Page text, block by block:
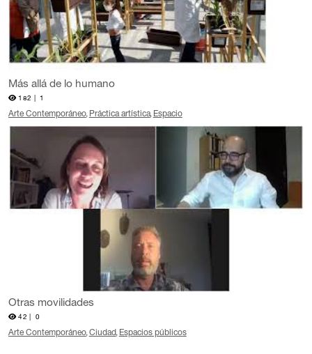
Más allá de lo humano
182 | 1
Arte Contemporáneo Práctica artística Espacio
Otras movilidades
42 | 0
Arte Contemporáneo Ciudad Espacios públicos